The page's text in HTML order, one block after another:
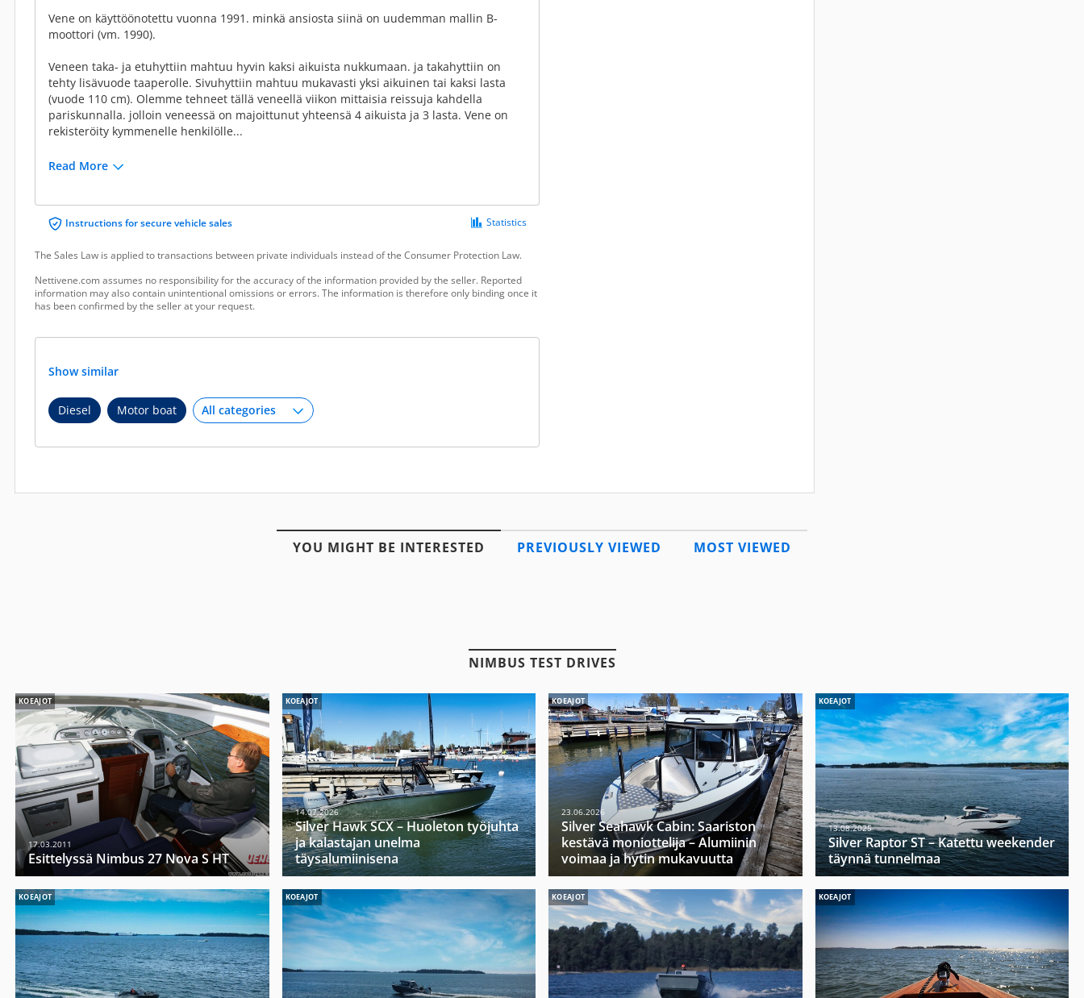
Vene on käyttöönotettu vuonna 1991. minkä ansiosta siinä on uudemman mallin B-
moottori (vm. 1990).
Veneen taka- ja etuhyttiin mahtuu hyvin kaksi aikuista nukkumaan. ja takahyttiin on
tehty lisävuode taaperolle. Sivuhyttiin mahtuu mukavasti yksi aikuinen tai kaksi lasta
(vuode 110 cm). Olemme tehneet tällä veneellä viikon mittaisia reissuja kahdella
pariskunnalla. jolloin veneessä on majoittunut yhteensä 4 aikuista ja 3 lasta. Vene on
rekisteröity kymmenelle henkilölle...
Read More
Instructions for secure vehicle sales Statistics
The Sales Law is applied to transactions between private individuals instead of the Consumer Protection Law.
Nettivene.com assumes no responsibility for the accuracy of the information provided by the seller. Reported
information may also contain unintentional omissions or errors. The information is therefore only binding once it
has been confirmed by the seller at your request.
Show similar
Diesel Motor boat
YOU MIGHT BE INTERESTED PREVIOUSLY VIEWED MOST VIEWED
NIMBUS TEST DRIVES
KOEAJOT
17.03.2011
Esittelyssä Nimbus 27 Nova S HT
KOEAJOT
14.07.2026
Silver Hawk SCX – Huoleton työjuhta
ja kalastajan unelma
täysalumiinisena
KOEAJOT
23.06.2026
Silver Seahawk Cabin: Saariston
kestävä moniottelija – Alumiinin
voimaa ja hytin mukavuutta
KOEAJOT
13.08.2025
Silver Raptor ST – Katettu weekender
täynnä tunnelmaa
KOEAJOT KOEAJOT KOEAJOT KOEAJOT